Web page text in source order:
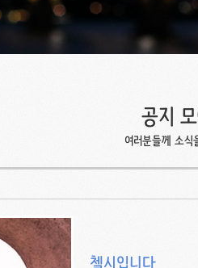
공지
여러분들께 소식
첼시입니다